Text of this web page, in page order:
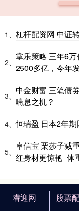
1、 杠杆配资网 中证
2、
掌乐策略 三年6
2500多亿，今年
3、
中金财富 三笔债
喘息之机？
4、恒瑞盈 日本2年
5、
卓信宝 栗莎子减
红身材更惊艳_体
睿迎网 股票